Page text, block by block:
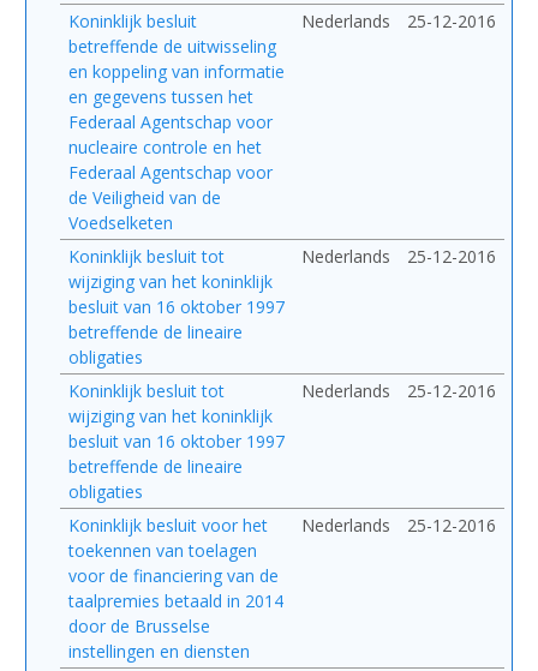
Koninklijk besluit
betreffende de uitwisseling
en koppeling van informatie
en gegevens tussen het
Federaal Agentschap voor
nucleaire controle en het
Federaal Agentschap voor
de Veiligheid van de
Voedselketen
Nederlands 25-12-2016
Koninklijk besluit tot
wijziging van het koninklijk
besluit van 16 oktober 1997
betreffende de lineaire
obligaties
Nederlands 25-12-2016
Koninklijk besluit tot
wijziging van het koninklijk
besluit van 16 oktober 1997
betreffende de lineaire
obligaties
Nederlands 25-12-2016
Koninklijk besluit voor het
toekennen van toelagen
voor de financiering van de
taalpremies betaald in 2014
door de Brusselse
instellingen en diensten
Nederlands 25-12-2016